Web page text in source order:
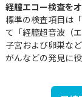
経膣エコー検査を
標準の検査項目は
て「経膣超音波（
子宮および卵巣な
がんなどの発見に